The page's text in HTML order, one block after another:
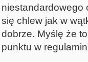
niestandardowego
się chlew jak w
dobrze. Myślę że
punktu w